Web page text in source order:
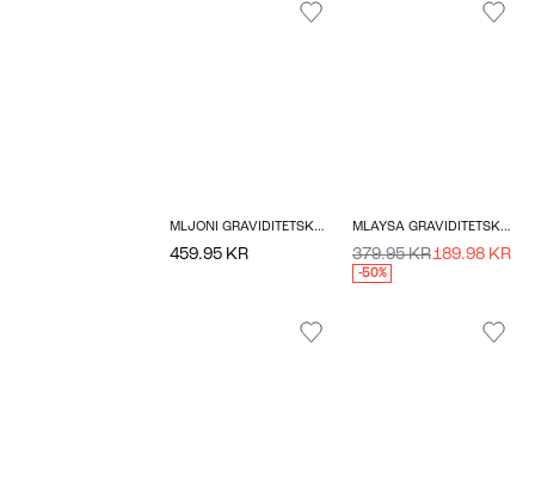
MLJONI GRAVIDITETSKJOLE
459.95 KR
MLAYSA GRAVIDITETSKJOLE
379.95 KR189.98 KR
-50%